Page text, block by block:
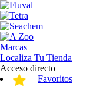
Marcas
Localiza Tu Tienda
Acceso directo
Favoritos